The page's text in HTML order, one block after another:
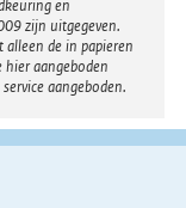
en
zijn uitgegeven.
de in papieren
aangeboden
aangeboden.